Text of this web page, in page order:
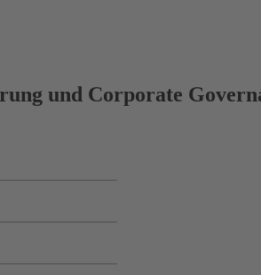
und Corporate